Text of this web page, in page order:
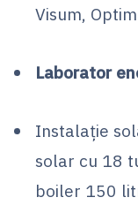
Visum,
Laborator
Instalaţie
solar cu 18
boiler 150